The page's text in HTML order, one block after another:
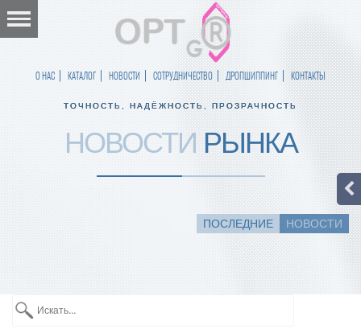
О НАС КАТАЛОГ НОВОСТИ СОТРУДНИЧЕСТВО ДРОПШИППИНГ КОНТАКТЫ
ТОЧНОСТЬ, НАДЁЖНОСТЬ, ПРОЗРАЧНОСТЬ
НОВОСТИ РЫНКА
ПОСЛЕДНИЕ НОВОСТИ